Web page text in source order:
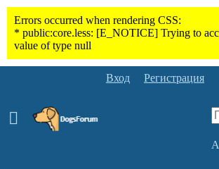
Вход Регистрация